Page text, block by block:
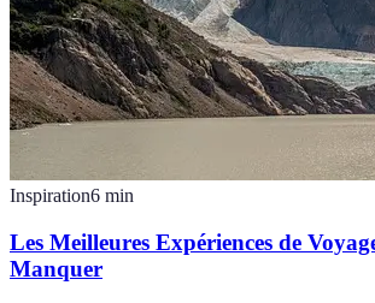
Inspiration6 min
Les Meilleures Expériences de
Manquer